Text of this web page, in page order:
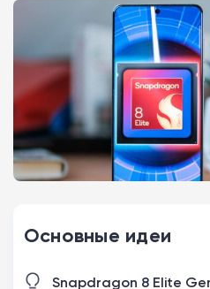
Основные идеи
Snapdragon 8 Elite